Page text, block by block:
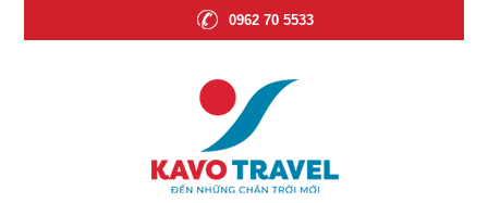
0962 70 5533